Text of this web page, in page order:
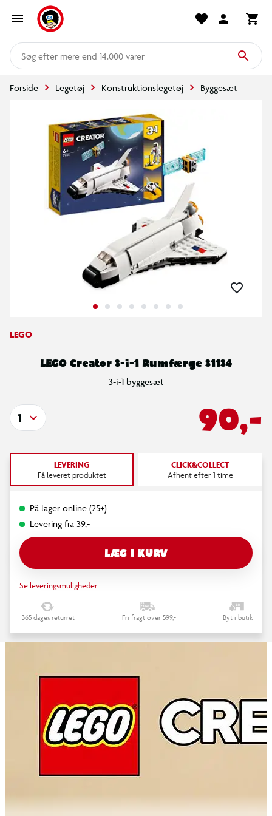
mere end 14.000 varer
Forside Legetøj Konstruktionslegetøj Byggesæt
LEGO
LEGO Creator 3-i-1 Rumfærge 31134
3-i-1 byggesæt
90,-
1
LEVERING
Få leveret produktet
CLICK&COLLECT
Afhent efter 1 time
På lager online (25+)
Levering fra 39,-
LÆG I KURV
Se leveringsmuligheder
365 dages returret Fri fragt over 599,- Byt i butik